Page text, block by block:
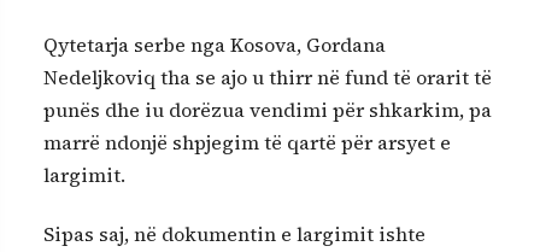
Qytetarja serbe nga Kosova, Gordana
Nedeljkoviq tha se ajo u thirr në fund të orarit të
punës dhe iu dorëzua vendimi për shkarkim, pa
marrë ndonjë shpjegim të qartë për arsyet e
largimit.
Sipas saj, në dokumentin e largimit ishte